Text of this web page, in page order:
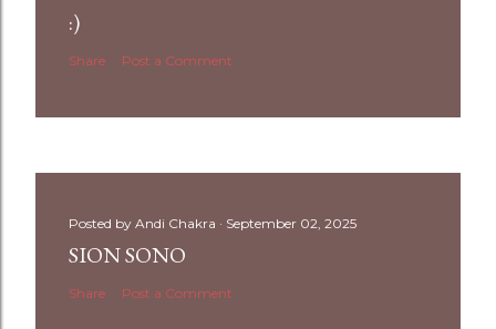
:)
Share Post a Comment
Posted by Andi Chakra September 02, 2025
SION SONO
Share Post a Comment